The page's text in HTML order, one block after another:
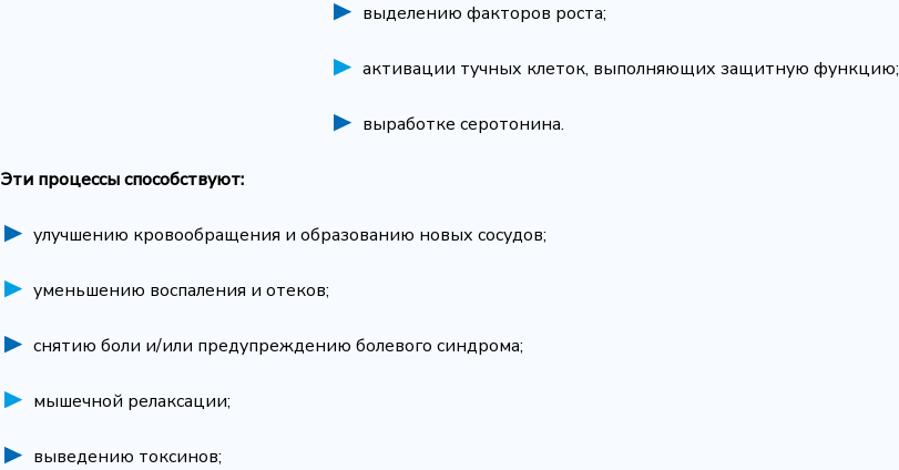
выделению факторов роста;
активации тучных клеток, выполняющих защитную функцию;
выработке серотонина.
Эти процессы способствуют:
улучшению кровообращения и образованию новых сосудов;
уменьшению воспаления и отеков;
снятию боли и/или предупреждению болевого синдрома;
мышечной релаксации;
выведению токсинов;